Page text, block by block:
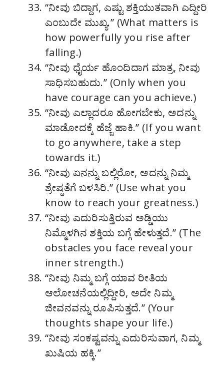
“ನೀವು ಬಿದ್ದಾಗ, ಎಷ್ಟು ಶಕ್ತಿಯುತವಾಗಿ ಎದ್ದೀರಿ
ಎಂಬುದೇ ಮುಖ್ಯ.” (What matters is
how powerfully you rise after
falling.)
“ನೀವು ಧೈರ್ಯ ಹೊಂದಿದಾಗ ಮಾತ್ರ, ನೀವು
ಸಾಧಿಸಬಹುದು.” (Only when you
have courage can you achieve.)
“ನೀವು ಎಲ್ಲಾದರೂ ಹೋಗಬೇಕು, ಅದನ್ನು
ಮಾಡೋದಕ್ಕೆ ಹೆಜ್ಜೆ ಹಾಕಿ.” (If you want
to go anywhere, take a step
towards it.)
“ನೀವು ಏನನ್ನು ಬಲ್ಲಿರೋ, ಅದನ್ನು ನಿಮ್ಮ
ಶ್ರೇಷ್ಠತೆಗೆ ಬಳಸಿರಿ.” (Use what you
know to reach your greatness.)
“ನೀವು ಎದುರಿಸುತ್ತಿರುವ ಅಡ್ಡಿಯು
ನಿಮ್ಮೊಳಗಿನ ಶಕ್ತಿಯ ಬಗ್ಗೆ ಹೇಳುತ್ತದೆ.” (The
obstacles you face reveal your
inner strength.)
“ನೀವು ನಿಮ್ಮ ಬಗ್ಗೆ ಯಾವ ರೀತಿಯ
ಆಲೋಚನೆಯಲ್ಲಿದ್ದೀರಿ, ಅದೇ ನಿಮ್ಮ
ಜೀವನವನ್ನು ರೂಪಿಸುತ್ತದೆ.” (Your
thoughts shape your life.)
“ನೀವು ಸಂಕಷ್ಟವನ್ನು ಎದುರಿಸುವಾಗ, ನಿಮ್ಮ
ಖುಷಿಯ ಹಕ್ಕಿ.”